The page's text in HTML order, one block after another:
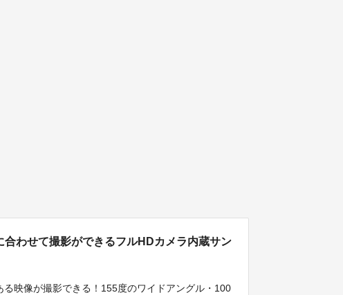
合わせて撮影ができるフルHDカメラ内蔵サン
映像が撮影できる！155度のワイドアングル・100